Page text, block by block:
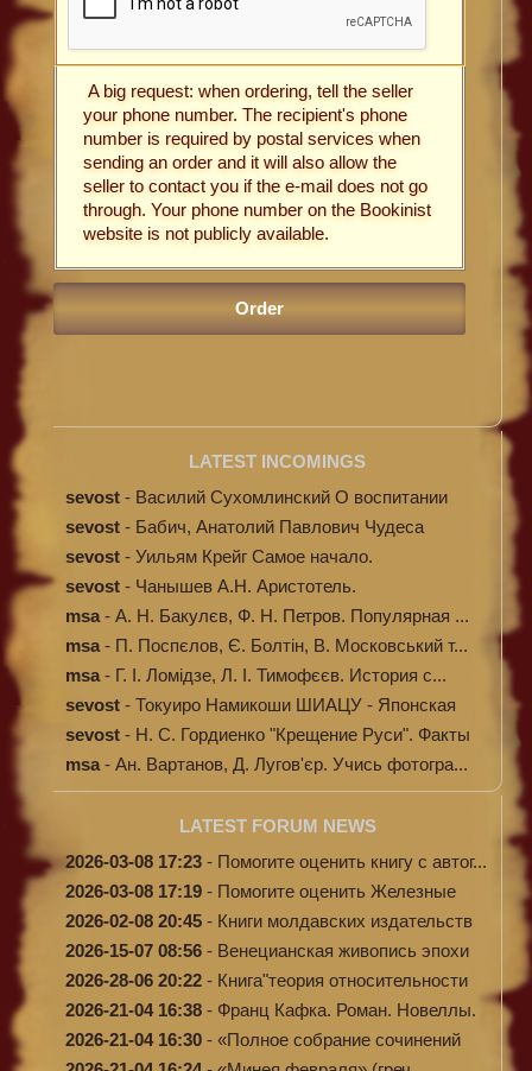
A big request: when ordering, tell the seller
your phone number. The recipient's phone
number is required by postal services when
sending an order and it will also allow the
seller to contact you if the e-mail does not go
through. Your phone number on the Bookinist
website is not publicly available.
LATEST INCOMINGS
sevost - Василий Сухомлинский О воспитании
sevost - Бабич, Анатолий Павлович Чудеса
исцелени...
sevost - Уильям Крейг Самое начало.
Происхождение...
sevost - Чанышев А.Н. Аристотель.
msa - А. Н. Бакулєв, Ф. Н. Петров. Популярная ...
msa - П. Поспєлов, Є. Болтін, В. Московський т...
msa - Г. І. Ломідзе, Л. І. Тимофєєв. История с...
sevost - Токуиро Намикоши ШИАЦУ - Японская
терапи...
sevost - Н. С. Гордиенко "Крещение Руси". Факты
п...
msa - Ан. Вартанов, Д. Лугов'єр. Учись фотогра...
LATEST FORUM NEWS
2026-03-08 17:23 - Помогите оценить книгу с автог...
2026-03-08 17:19 - Помогите оценить Железные
доро...
2026-02-08 20:45 - Книги молдавских издательств
2026-15-07 08:56 - Венецианская живопись эпохи
Во...
2026-28-06 20:22 - Книга"теория относительности
и...
2026-21-04 16:38 - Франц Кафка. Роман. Новеллы.
П...
2026-21-04 16:30 - «Полное собрание сочинений